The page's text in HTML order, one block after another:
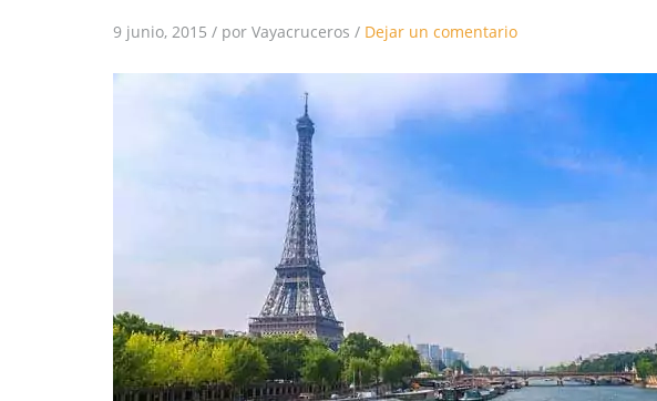
9 junio, 2015 / por Vayacruceros / Dejar un comentario